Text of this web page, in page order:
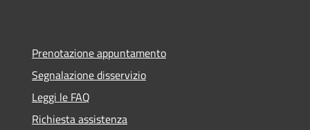
Prenotazione appuntamento
Segnalazione disservizio
Leggi le FAQ
Richiesta assistenza